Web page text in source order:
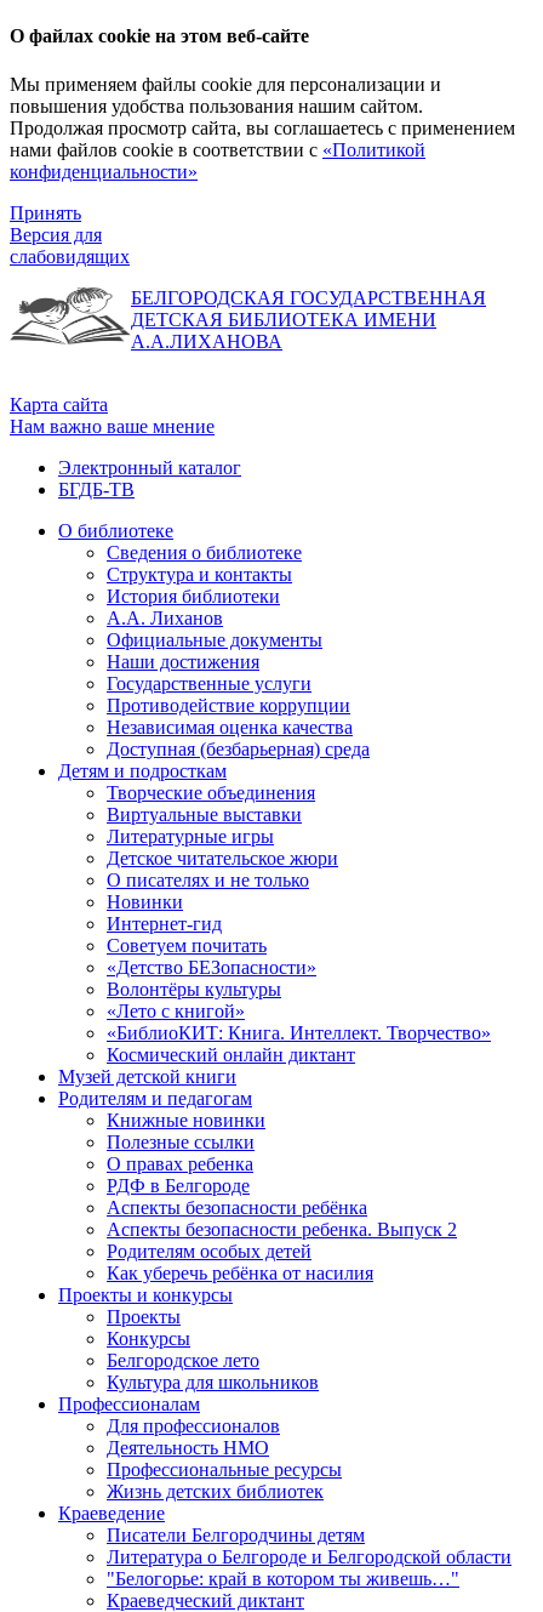
О файлах cookie на этом веб-сайте
Мы применяем файлы cookie для персонализации и
повышения удобства пользования нашим сайтом.
Продолжая просмотр сайта, вы соглашаетесь с применением
нами файлов cookie в соответствии с «Политикой
конфиденциальности»
Принять
Версия для
слабовидящих
БЕЛГОРОДСКАЯ ГОСУДАРСТВЕННАЯ
ДЕТСКАЯ БИБЛИОТЕКА ИМЕНИ
А.А.ЛИХАНОВА
Карта сайта
Нам важно ваше мнение
Электронный каталог
БГДБ-ТВ
О библиотеке
Сведения о библиотеке
Структура и контакты
История библиотеки
А.А. Лиханов
Официальные документы
Наши достижения
Государственные услуги
Противодействие коррупции
Независимая оценка качества
Доступная (безбарьерная) среда
Детям и подросткам
Творческие объединения
Виртуальные выставки
Литературные игры
Детское читательское жюри
О писателях и не только
Новинки
Интернет-гид
Советуем почитать
«Детство БЕЗопасности»
Волонтёры культуры
«Лето с книгой»
«БиблиоКИТ: Книга. Интеллект. Творчество»
Космический онлайн диктант
Музей детской книги
Родителям и педагогам
Книжные новинки
Полезные ссылки
О правах ребенка
РДФ в Белгороде
Аспекты безопасности ребёнка
Аспекты безопасности ребенка. Выпуск 2
Родителям особых детей
Как уберечь ребёнка от насилия
Проекты и конкурсы
Проекты
Конкурсы
Белгородское лето
Культура для школьников
Профессионалам
Для профессионалов
Деятельность НМО
Профессиональные ресурсы
Жизнь детских библиотек
Краеведение
Писатели Белгородчины детям
Литература о Белгороде и Белгородской области
"Белогорье: край в котором ты живешь…"
Краеведческий диктант